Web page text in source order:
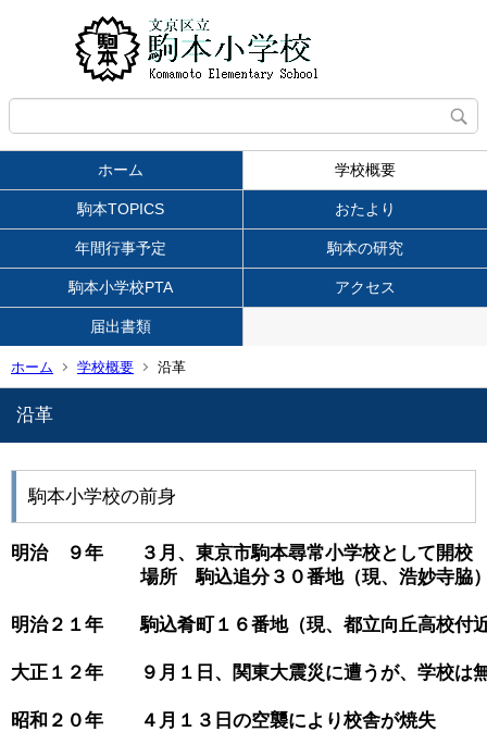
ホーム 学校概要
駒本TOPICS おたより
年間行事予定 駒本の研究
駒本小学校PTA アクセス
届出書類
ホーム 学校概要 沿革
沿革
駒本小学校の前身
明治　９年　　３月、東京市駒本尋常小学校として開校
場所　駒込追分３０番地（現、浩妙寺脇
明治２１年　　駒込肴町１６番地（現、都立向丘高校付
大正１２年　　９月１日、関東大震災に遭うが、学校は
昭和２０年　　４月１３日の空襲により校舎が焼失